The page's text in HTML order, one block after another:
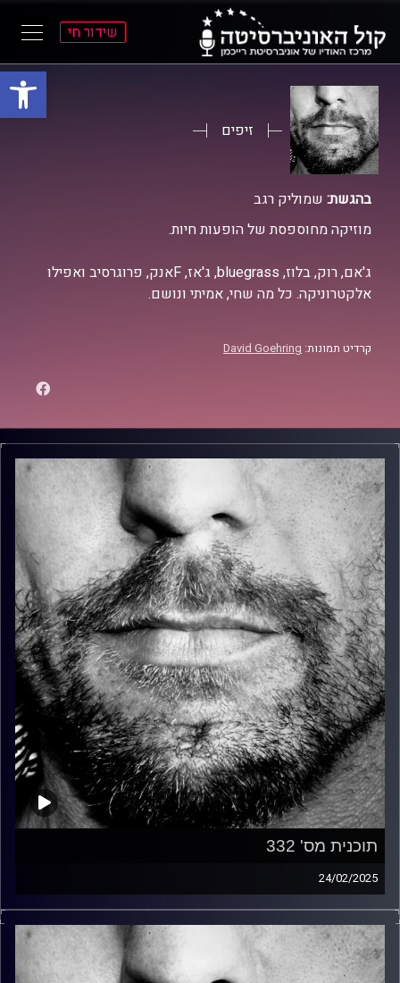
פתח
התפריט
הראשי
התוכן
הראשי
שידור חי
זיפים
בהגשת: שמוליק רגב
מוזיקה מחוספסת של הופעות חיות.
ג'אם, רוק, בלוז, bluegrass, ג'אז, Fאנק, פרוגרסיב ואפילו
אלקטרוניקה. כל מה שחי, אמיתי ונושם.
קרדיט תמונות: David Goehring
תוכנית מס' 332
24/02/2025
זיפים, מוזיקה מחוספסת של הופעות חיות. הרבה ג'אם, רוק,
בלוז, bluegrass, ג'אז, Fאנק, פרוגרסיב ואפילו אלקטרוניקה.
כל מה שחי, אמיתי ונושם.
עם שמוליק רגב.